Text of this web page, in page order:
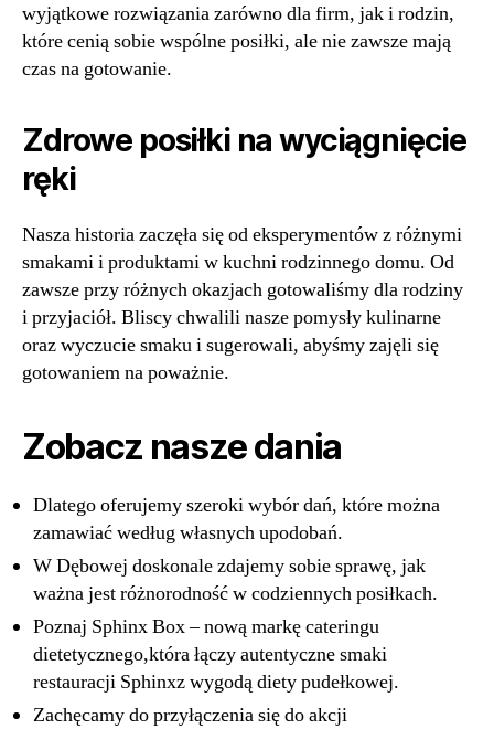
wyjątkowe rozwiązania zarówno dla firm, jak i rodzin,
które cenią sobie wspólne posiłki, ale nie zawsze mają
czas na gotowanie.
Zdrowe posiłki na wyciągnięcie
ręki
Nasza historia zaczęła się od eksperymentów z różnymi
smakami i produktami w kuchni rodzinnego domu. Od
zawsze przy różnych okazjach gotowaliśmy dla rodziny
i przyjaciół. Bliscy chwalili nasze pomysły kulinarne
oraz wyczucie smaku i sugerowali, abyśmy zajęli się
gotowaniem na poważnie.
Zobacz nasze dania
Dlatego oferujemy szeroki wybór dań, które można
zamawiać według własnych upodobań.
W Dębowej doskonale zdajemy sobie sprawę, jak
ważna jest różnorodność w codziennych posiłkach.
Poznaj Sphinx Box – nową markę cateringu
dietetycznego,która łączy autentyczne smaki
restauracji Sphinxz wygodą diety pudełkowej.
Zachęcamy do przyłączenia się do akcji